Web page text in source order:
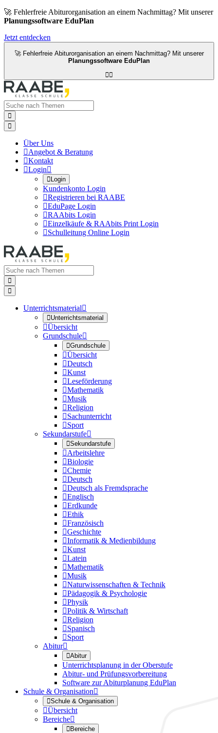
🚀 Fehlerfreie Abiturorganisation an einem Nachmittag? Mit unserer
Planungssoftware EduPlan
Jetzt entdecken
🚀 Fehlerfreie Abiturorganisation an einem Nachmittag? Mit unserer
Planungssoftware EduPlan



Über Uns
Angebot & Beratung
Kontakt
Login
Login
Kundenkonto Login
Registrieren bei RAABE
EduPage Login
RAAbits Login
Einzelkäufe & RAAbits Print Login
Schulleitung Online Login


Unterrichtsmaterial
Unterrichtsmaterial
Übersicht
Grundschule
Grundschule
Übersicht
Deutsch
Kunst
Leseförderung
Mathematik
Musik
Religion
Sachunterricht
Sport
Sekundarstufe
Sekundarstufe
Arbeitslehre
Biologie
Chemie
Deutsch
Deutsch als Fremdsprache
Englisch
Erdkunde
Ethik
Französisch
Geschichte
Informatik & Medienbildung
Kunst
Latein
Mathematik
Musik
Naturwissenschaften & Technik
Pädagogik & Psychologie
Physik
Politik & Wirtschaft
Religion
Spanisch
Sport
Abitur
Abitur
Unterrichtsplanung in der Oberstufe
Abitur- und Prüfungsvorbereitung
Software zur Abiturplanung EduPlan
Schule & Organisation
Schule & Organisation
Übersicht
Bereiche
Bereiche